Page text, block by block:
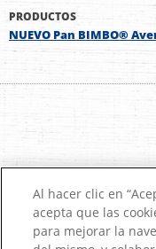
PRODUCTOS
NUEVO Pan BIMBO®
Al hacer clic en
acepta que las
para mejorar la